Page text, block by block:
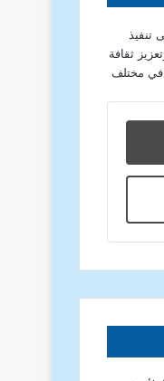
تنفيذ
ثقافة
في مختلف